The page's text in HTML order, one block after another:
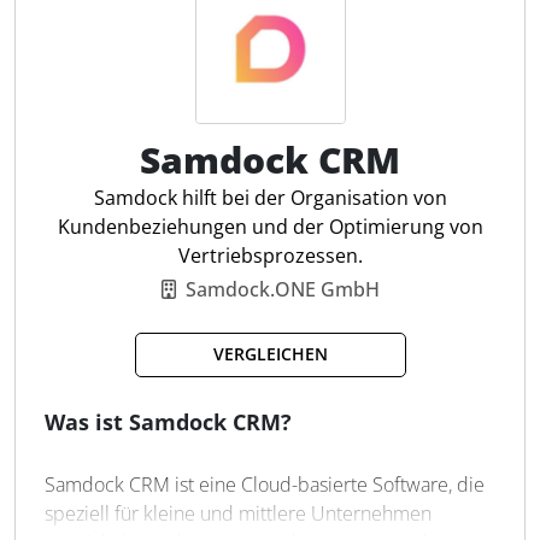
Datenverwaltung und effizienten Workflows, die die
Kundenbindung verbessern.
Kundenpflege in Echtzeit
KI-gestützte Automatisierung
Anomalien im Vertrieb erkennen
Lead-Zuweisung automatisieren
E-Mail-Integration
Workflow-Automatisierung
Wettbewerbserkennung
BI- und Analysefunktionen
Datenvalidierung ergänzen
Samdock CRM
Samdock hilft bei der Organisation von
Kundenbeziehungen und der Optimierung von
Vertriebsprozessen.
Samdock.ONE GmbH
VERGLEICHEN
Was ist Samdock CRM?
Samdock CRM ist eine Cloud-basierte Software, die
speziell für kleine und mittlere Unternehmen